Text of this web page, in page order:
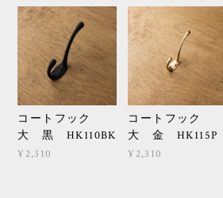
コートフック
大 黒 HK110BK
¥2,310
コートフック
大 金 HK115P
¥2,310